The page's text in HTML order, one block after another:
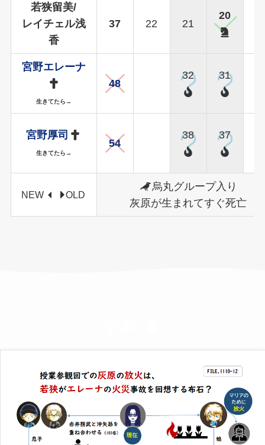
若狭留美/
レイチェル浅
香
37 22 21
20
宮野エレーナ
生きてたら→
48
32 31
宮野厚司
生きてたら→
54
38 37
NEW OLD
烏丸グループ入り
灰原が生まれてすぐ死亡